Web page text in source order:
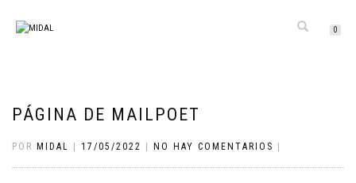
0
PÁGINA DE MAILPOET
POR MIDAL 17/05/2022 NO HAY COMENTARIOS